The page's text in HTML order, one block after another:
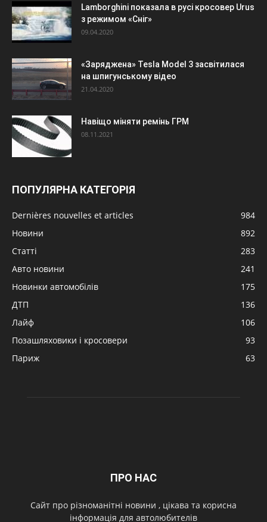
Lamborghini показала в русі кросовер Urus
з режимом «Сніг»
09.04.2020
«Заряджена» Tesla Model 3 засвітилася
на шпигунському відео
21.04.2020
Навіщо міняти ремінь ГРМ
08.11.2021
ПОПУЛЯРНА КАТЕГОРІЯ
Dernières nouvelles et articles
984
Новини
892
Статті
283
Авто новини
241
Новинки автомобілів
175
ДТП
136
Лайф
106
Позашляховики і кросовери
93
Париж
63
ПРО НАС
Cайт про різноманітні новини , цікава та корисна
інформація для автолюбителів